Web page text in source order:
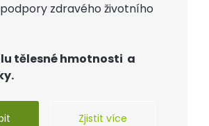
zdravého životního
tělesné hmotnosti a
Zjistit více